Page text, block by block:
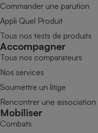
Commander une parution
Appli Quel Produit
Tous nos tests de produits
Accompagner
Tous nos comparateurs
Nos services
Soumettre un litige
Rencontrer une association
Mobiliser
Combats